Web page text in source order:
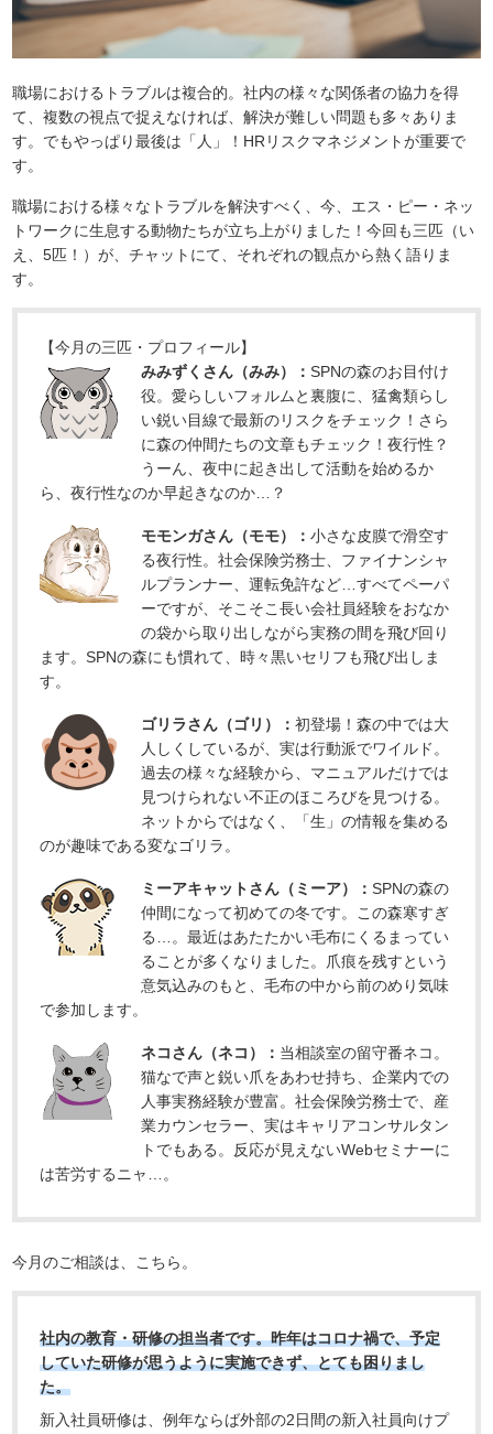
職場におけるトラブルは複合的。社内の様々な関係者の協力を得
て、複数の視点で捉えなければ、解決が難しい問題も多々ありま
す。でもやっぱり最後は「人」！HRリスクマネジメントが重要で
す。
職場における様々なトラブルを解決すべく、今、エス・ピー・ネッ
トワークに生息する動物たちが立ち上がりました！今回も三匹（い
え、5匹！）が、チャットにて、それぞれの観点から熱く語りま
す。
【今月の三匹・プロフィール】
みみずくさん（みみ）：SPNの森のお目付け
役。愛らしいフォルムと裏腹に、猛禽類らし
い鋭い目線で最新のリスクをチェック！さら
に森の仲間たちの文章もチェック！夜行性？
うーん、夜中に起き出して活動を始めるか
ら、夜行性なのか早起きなのか…？
モモンガさん（モモ）：小さな皮膜で滑空す
る夜行性。社会保険労務士、ファイナンシャ
ルプランナー、運転免許など…すべてペーパ
ーですが、そこそこ長い会社員経験をおなか
の袋から取り出しながら実務の間を飛び回り
ます。SPNの森にも慣れて、時々黒いセリフも飛び出しま
す。
ゴリラさん（ゴリ）：初登場！森の中では大
人しくしているが、実は行動派でワイルド。
過去の様々な経験から、マニュアルだけでは
見つけられない不正のほころびを見つける。
ネットからではなく、「生」の情報を集める
のが趣味である変なゴリラ。
ミーアキャットさん（ミーア）：SPNの森の
仲間になって初めての冬です。この森寒すぎ
る…。最近はあたたかい毛布にくるまってい
ることが多くなりました。爪痕を残すという
意気込みのもと、毛布の中から前のめり気味
で参加します。
ネコさん（ネコ）： 当相談室の留守番ネコ。
猫なで声と鋭い爪をあわせ持ち、企業内での
人事実務経験が豊富。社会保険労務士で、産
業カウンセラー、実はキャリアコンサルタン
トでもある。反応が見えないWebセミナーに
は苦労するニャ…。
今月のご相談は、こちら。
社内の教育・研修の担当者です。昨年はコロナ禍で、予定
していた研修が思うように実施できず、とても困りまし
た。
新入社員研修は、例年ならば外部の2日間の新入社員向けプ